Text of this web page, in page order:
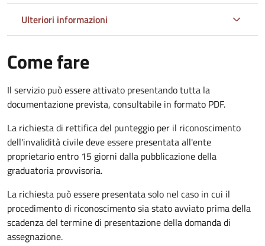
Ulteriori informazioni
Come fare
Il servizio può essere attivato presentando tutta la
documentazione prevista, consultabile in formato PDF.
La richiesta di rettifica del punteggio per il riconoscimento
dell'invalidità civile deve essere presentata all'ente
proprietario entro 15 giorni dalla pubblicazione della
graduatoria provvisoria.
La richiesta può essere presentata solo nel caso in cui il
procedimento di riconoscimento sia stato avviato prima della
scadenza del termine di presentazione della domanda di
assegnazione.